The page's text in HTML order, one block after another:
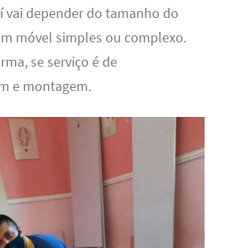
vai depender do tamanho do
móvel simples ou complexo.
se serviço é de
e montagem.